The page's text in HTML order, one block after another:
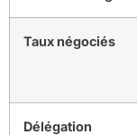
Taux négociés
Délégation